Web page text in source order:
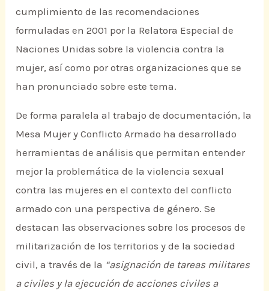
cumplimiento de las recomendaciones
formuladas en 2001 por la Relatora Especial de
Naciones Unidas sobre la violencia contra la
mujer, así como por otras organizaciones que se
han pronunciado sobre este tema.
De forma paralela al trabajo de documentación, la
Mesa Mujer y Conflicto Armado ha desarrollado
herramientas de análisis que permitan entender
mejor la problemática de la violencia sexual
contra las mujeres en el contexto del conflicto
armado con una perspectiva de género. Se
destacan las observaciones sobre los procesos de
militarización de los territorios y de la sociedad
civil, a través de la “asignación de tareas militares
a civiles y la ejecución de acciones civiles a